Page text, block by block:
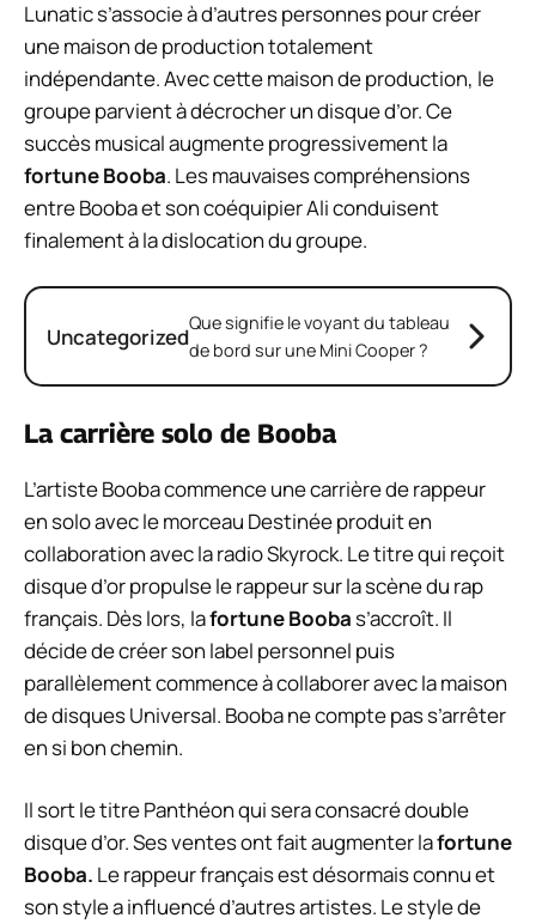
Lunatic s’associe à d’autres personnes pour créer
une maison de production totalement
indépendante. Avec cette maison de production, le
groupe parvient à décrocher un disque d’or. Ce
succès musical augmente progressivement la
fortune Booba. Les mauvaises compréhensions
entre Booba et son coéquipier Ali conduisent
finalement à la dislocation du groupe.
UncategorizedQue signifie le voyant du tableau
de bord sur une Mini Cooper ?
La carrière solo de Booba
L’artiste Booba commence une carrière de rappeur
en solo avec le morceau Destinée produit en
collaboration avec la radioSkyrock. Le titre qui reçoit
disque d’or propulse le rappeur sur la scène du rap
français. Dès lors, lafortune Boobas’accroît. Il
décide de créer son label personnel puis
parallèlement commence à collaborer avec la maison
de disques Universal. Booba ne compte pas s’arrêter
en si bon chemin.
Il sort le titre Panthéon qui sera consacré double
disque d’or. Ses ventes ont fait augmenter lafortune
Booba. Le rappeur français est désormais connu et
son style a influencé d’autres artistes. Le style de